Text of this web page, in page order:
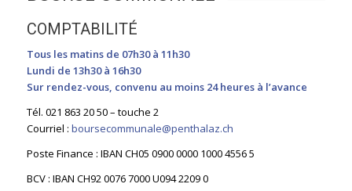
COMPTABILITÉ
Tous les matins de 07h30 à 11h30
Lundi de 13h30 à 16h30
Sur rendez-vous, convenu au moins 24 heures à l’avance
Tél. 021 863 20 50 – touche 2
Courriel : boursecommunale@penthalaz.ch
Poste Finance : IBAN CH05 0900 0000 1000 4556 5
BCV : IBAN CH92 0076 7000 U094 2209 0